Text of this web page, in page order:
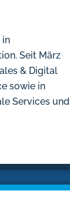
in
Seit März
& Digital
sowie in
Services und